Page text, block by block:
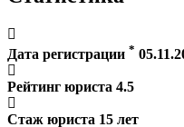
Дата регистрации *
Рейтинг юриста 4.5
Стаж юриста 15 лет